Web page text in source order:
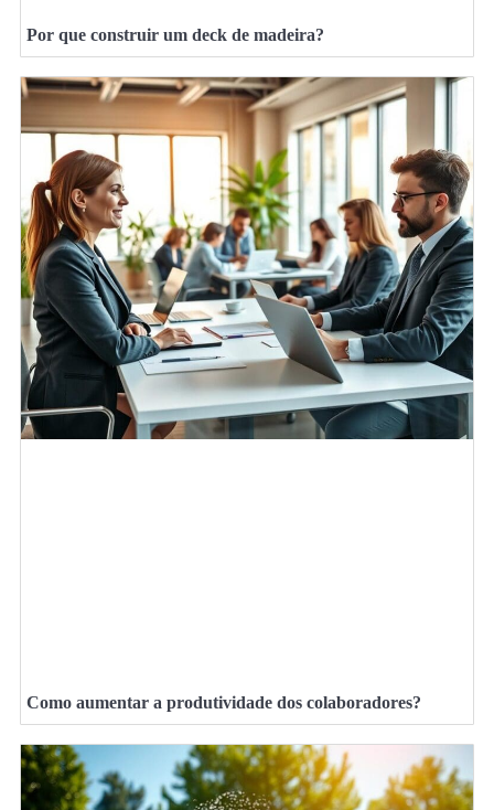
Por que construir um deck de madeira?
Como aumentar a produtividade dos colaboradores?